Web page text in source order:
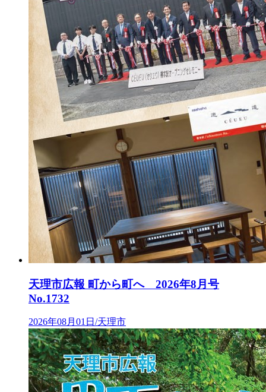
天理市広報 町から町へ 2026年8月号
No.1732
2026年08月01日/天理市